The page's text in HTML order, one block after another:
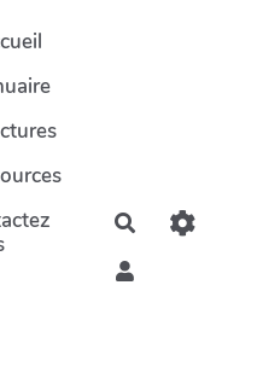
Rechercher